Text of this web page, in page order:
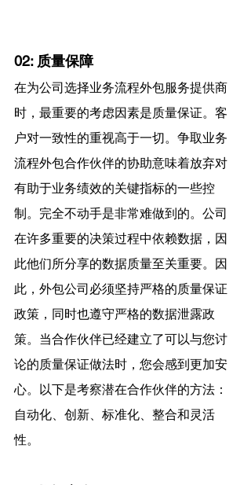
02: 质量保障
在为公司选择业务流程外包服务提供商
时，最重要的考虑因素是质量保证。客
户对一致性的重视高于一切。争取业务
流程外包合作伙伴的协助意味着放弃对
有助于业务绩效的关键指标的一些控
制。完全不动手是非常难做到的。公司
在许多重要的决策过程中依赖数据，因
此他们所分享的数据质量至关重要。因
此，外包公司必须坚持严格的质量保证
政策，同时也遵守严格的数据泄露政
策。当合作伙伴已经建立了可以与您讨
论的质量保证做法时，您会感到更加安
心。以下是考察潜在合作伙伴的方法：
自动化、创新、标准化、整合和灵活
性。